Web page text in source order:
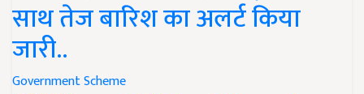
साथ तेज बारिश का अलर्ट किया
जारी..
Government Scheme